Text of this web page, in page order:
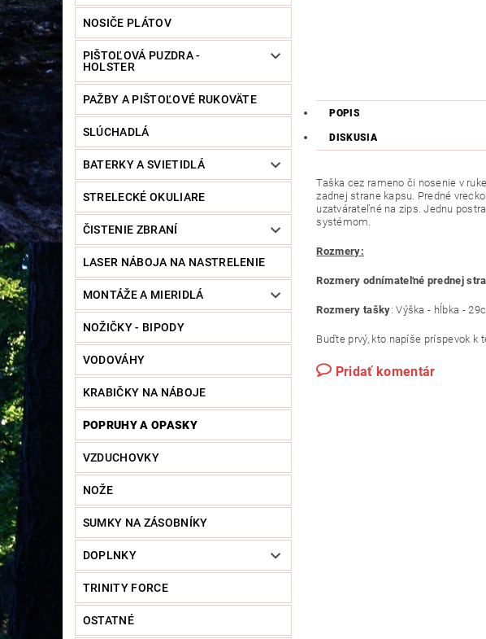
NOSIČE PLÁTOV
PIŠTOĽOVÁ PUZDRA -
HOLSTER
PAŽBY A PIŠTOĽOVÉ RUKOVÄTE
SLÚCHADLÁ
BATERKY A SVIETIDLÁ
STRELECKÉ OKULIARE
ČISTENIE ZBRANÍ
LASER NÁBOJA NA NASTRELENIE
MONTÁŽE A MIERIDLÁ
NOŽIČKY - BIPODY
VODOVÁHY
KRABIČKY NA NÁBOJE
POPRUHY A OPASKY
VZDUCHOVKY
NOŽE
SUMKY NA ZÁSOBNÍKY
DOPLNKY
TRINITY FORCE
OSTATNÉ
POPIS
DISKUSIA
Taška cez rameno či nosenie v
zadnej strane kapsu. Predné
uzatvárateľné na zips. Jednu
systémom.
Rozmery:
Rozmery odnímateľné prednej
Rozmery tašky: Výška - hĺbka -
Buďte prvý, kto napíše príspevok k
Pridať komentár